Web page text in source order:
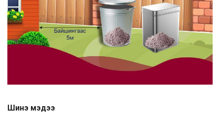
Шинэ мэдээ